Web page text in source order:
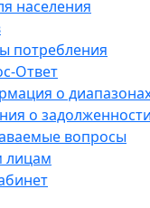
населения
потребления
Ответ
о
о задолженности
вопросы
лицам